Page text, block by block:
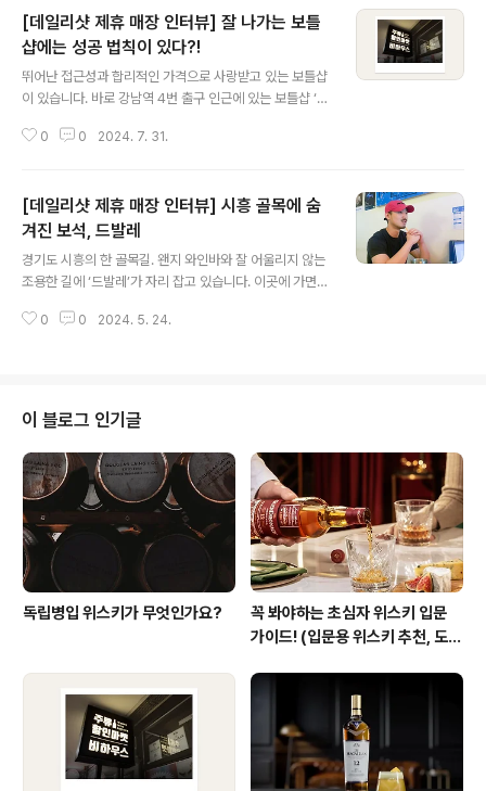
을 매력적으로 소개하는 주봉석 대표님이 꾸려가는 공간,
한국술보틀숍에 데일리샷 에디터가 다녀왔습니다.​ 안녕하
세요. 저는 한국술보틀숍 대표 주봉석입니다. 저는 약 18년
간 문화 콘텐츠 제작을 하다가 전통주 업계에 들어왔어요.
원래는 우리술을 즐기지 않았지만, 우리술이 앞으로 주목
받는 콘텐츠로 발전할 수 있겠다는 확신 하에 업계로 들어
[데일리샷 제휴 매장 인터뷰] 잘 나가는 보틀
샵에는 성공 법칙이 있다?!
뛰어난 접근성과 합리적인 가격으로 사랑받고 있는 보틀샵
이 있습니다. 바로 강남역 4번 출구 인근에 있는 보틀샵 ‘비
스 론칭 직후부터 오랫동안 함께 협업하면서 희로애락을
를 들으러 에 다녀왔습니다. ​ 안녕하세요. 저는 강남역 4번
출구 인근에서 보틀샵 ‘비하우스 강남’을 운영하는 대표 이
기훈입니다. 저희 매장은 위스키, 와인, 맥주, 전통주, 리큐
르 등 다양한 카테고리의 주류 약 1,000여종을 취급하고
접근성도 매우 좋죠. 강남역 인근에서 술이 갑자기 필요하
0 0 2024. 7. 31.
[데일리샷 제휴 매장 인터뷰] 시흥 골목에 숨
겨진 보석, 드발레
경기도 시흥의 한 골목길. 왠지 와인바와 잘 어울리지 않는
조용한 길에 ‘드발레’가 자리 잡고 있습니다. 이곳에 가면
이 직접 셀렉한 술을 즐길 수 있죠. 시흥에서 술 좀 마신다
위치한 와인바는 데일리샷과 어떻게 협업하고 있을까요?
안녕하세요. 저는 경기도 시흥시에서 와인바를 운영하고
있는 조재율입니다.이 매장은 제가 ‘그라브락스’라는 음식
을 먹고 반해서 만들게 된 매장이에요. 연어를 소금과 설탕,
허브에 덮어 숙성시킨 후 먹는 그라브락스는 화이트 와인
이나 맥주와 궁합이 굉장히 ..
0 0 2024. 5. 24.
이 블로그 인기글
독립병입 위스키가 무엇인가요?
꼭 봐야하는 초심자 위스키 입문
가이드! (입문용 위스키 추천, 도움